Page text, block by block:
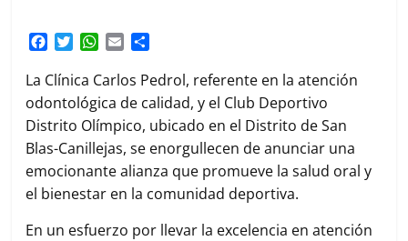
c
e
b
o
o
k
i
t
t
e
r
W
a
t
s
A
p
p
a
i
l
m
p
a
r
t
i
r
La Clínica Carlos Pedrol, referente en la atención
odontológica de calidad, y el Club Deportivo
Distrito Olímpico, ubicado en el Distrito de San
Blas-Canillejas, se enorgullecen de anunciar una
emocionante alianza que promueve la salud oral y
el bienestar en la comunidad deportiva.
En un esfuerzo por llevar la excelencia en atención